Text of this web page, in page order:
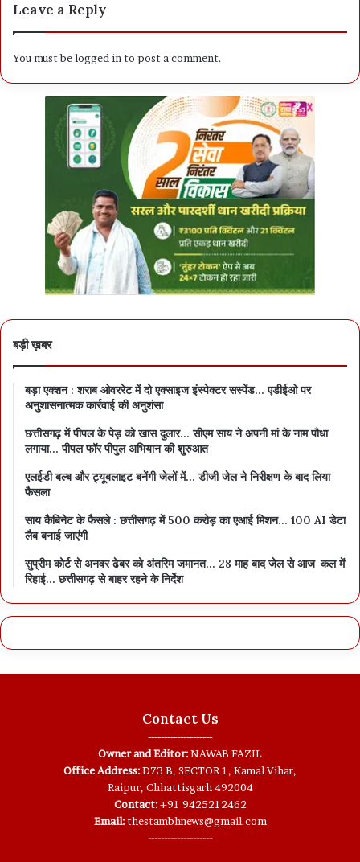
Leave a Reply
You must belogged in to post a comment.
बड़ी ख़बर
बड़ा एक्शन : शराब ओवररेट में दो एक्साइज इंस्पेक्टर सस्पेंड… एडीईओ पर
अनुशासनात्मक कार्रवाई की अनुशंसा
छत्तीसगढ़ में पीपल के पेड़ को खास दुलार… सीएम साय ने अपनी मां के नाम पौधा
लगाया… पीपल फॉर पीपुल अभियान की शुरुआत
एलईडी बल्ब और ट्यूबलाइट बनेंगी जेलों में… डीजी जेल ने निरीक्षण के बाद लिया
फैसला
साय कैबिनेट के फैसले : छत्तीसगढ़ में 500 करोड़ का एआई मिशन… 100 AI डेटा
लैब बनाई जाएंगी
सुप्रीम कोर्ट से अनवर ढेबर को अंतरिम जमानत… 28 माह बाद जेल से आज-कल में
रिहाई… छत्तीसगढ़ से बाहर रहने के निर्देश
Contact Us
--------------------
Owner and Editor:NAWAB FAZIL
Office Address:D73 B, SECTOR 1, Kamal Vihar,
Raipur, Chhattisgarh 492004
Contact:+91 9425212462
Email:thestambhnews@gmail.com
--------------------